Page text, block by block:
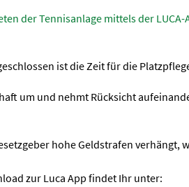
der Tennisanlage mittels der
ist die Zeit für die
um und nehmt Rücksicht
hohe Geldstrafen
zur Luca App findet Ihr unter: